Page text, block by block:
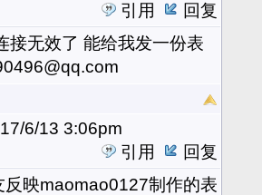
引用
回复
接无效了 能给我发一份表
6/13 3:06pm
引用
回复
反映maomao0127制作的表